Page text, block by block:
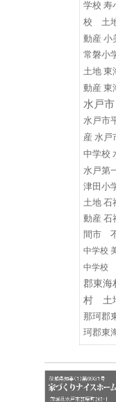
学校 寿
校 土
動産 小
常磐小
土地 東
動産 東
水戸
水戸市
産 水戸
中学校
水戸第
津田小
土地 石
動産 石
間市
中学校
中学校
郡東
村 土
那珂郡
珂郡東